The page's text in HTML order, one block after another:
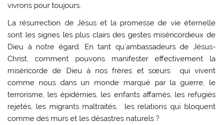
vivrons pour toujours.
La résurrection de Jésus et la promesse de vie éternelle
sont les signes les plus clairs des gestes miséricordieux de
Dieu à notre égard. En tant qu´ambassadeurs de Jésus-
Christ, comment pouvons manifester effectivement la
miséricorde de Dieu à nos frères et sœurs qui vivent
comme nous dans un monde marqué par la guerre, le
terrorisme, les épidémies, les enfants affamés, les refugiés
rejetés, les migrants maltraités, les relations qui bloquent
comme des murs et les désastres naturels ?